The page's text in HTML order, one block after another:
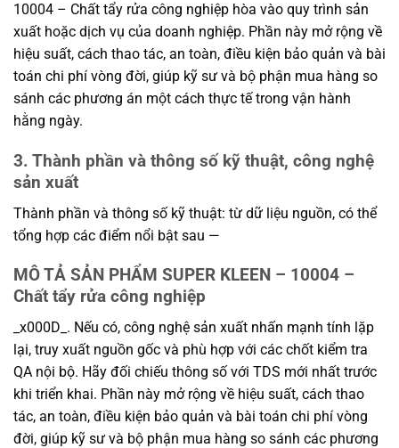
10004 – Chất tẩy rửa công nghiệp hòa vào quy trình sản
xuất hoặc dịch vụ của doanh nghiệp. Phần này mở rộng về
hiệu suất, cách thao tác, an toàn, điều kiện bảo quản và bài
toán chi phí vòng đời, giúp kỹ sư và bộ phận mua hàng so
sánh các phương án một cách thực tế trong vận hành
hằng ngày.
3. Thành phần và thông số kỹ thuật, công nghệ
sản xuất
Thành phần và thông số kỹ thuật: từ dữ liệu nguồn, có thể
tổng hợp các điểm nổi bật sau —
MÔ TẢ SẢN PHẨM SUPER KLEEN – 10004 –
Chất tẩy rửa công nghiệp
_x000D_. Nếu có, công nghệ sản xuất nhấn mạnh tính lặp
lại, truy xuất nguồn gốc và phù hợp với các chốt kiểm tra
QA nội bộ. Hãy đối chiếu thông số với TDS mới nhất trước
khi triển khai. Phần này mở rộng về hiệu suất, cách thao
tác, an toàn, điều kiện bảo quản và bài toán chi phí vòng
đời, giúp kỹ sư và bộ phận mua hàng so sánh các phương